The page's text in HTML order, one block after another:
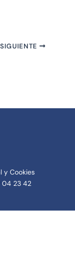
SIGUIENTE
y Cookies
04 23 42